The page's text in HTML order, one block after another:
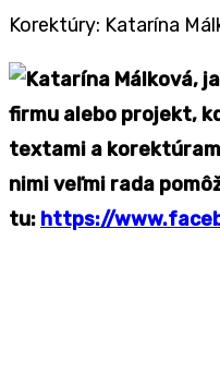
Korektúry: Katarína
firmu alebo projekt,
textami a
nimi veľmi rada
tu: https://